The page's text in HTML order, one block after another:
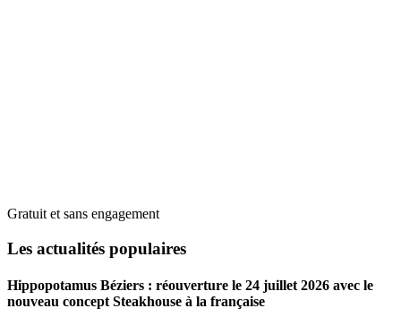
Gratuit et sans engagement
Les actualités populaires
Hippopotamus Béziers : réouverture le 24 juillet 2026 avec le
nouveau concept Steakhouse à la française